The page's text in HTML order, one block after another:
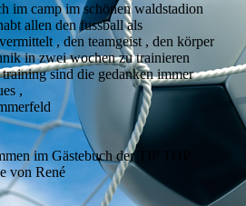
im camp im schönen waldstadion
allen den fussball als
, den teamgeist , den körper
in zwei wochen zu trainieren
sind die gedanken immer
,
im Gästebuch der TIP TOP
von René